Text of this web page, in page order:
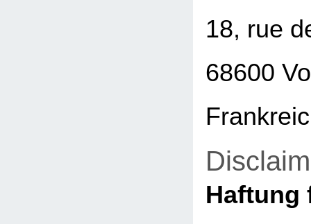
18, rue
68600
Haftung